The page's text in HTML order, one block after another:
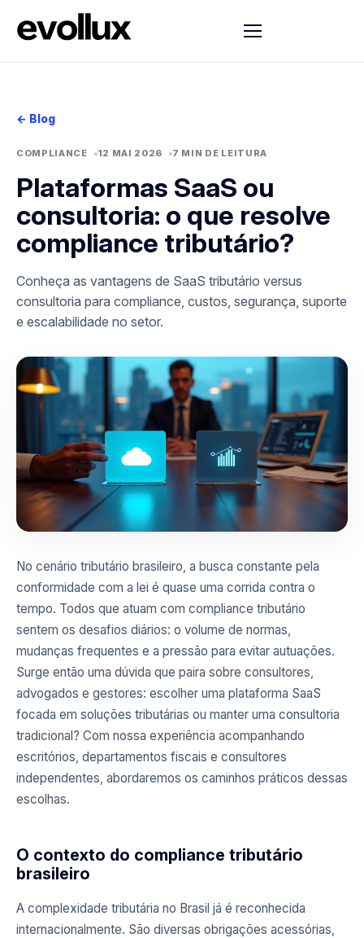
← Blog
COMPLIANCE 12 MAI 2026 7 MIN DE LEITURA
Plataformas SaaS ou
consultoria: o que resolve
compliance tributário?
Conheça as vantagens de SaaS tributário versus
consultoria para compliance, custos, segurança, suporte
e escalabilidade no setor.
No cenário tributário brasileiro, a busca constante pela
conformidade com a lei é quase uma corrida contra o
tempo. Todos que atuam com compliance tributário
sentem os desafios diários: o volume de normas,
mudanças frequentes e a pressão para evitar autuações.
Surge então uma dúvida que paira sobre consultores,
advogados e gestores: escolher uma plataforma SaaS
focada em soluções tributárias ou manter uma consultoria
tradicional? Com nossa experiência acompanhando
escritórios, departamentos fiscais e consultores
independentes, abordaremos os caminhos práticos dessas
escolhas.
O contexto do compliance tributário
brasileiro
A complexidade tributária no Brasil já é reconhecida
internacionalmente. São diversas obrigações acessórias,